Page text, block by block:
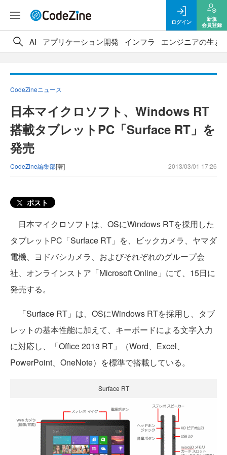
ログイン
新規
会員登録
AI アプリケーション開発 インフラ エンジニアの生き
CodeZineニュース
日本マイクロソフト、Windows RT
搭載タブレットPC「Surface RT」を
発売
CodeZine編集部[著] 2013/03/01 17:26
ポスト
日本マイクロソフトは、OSにWindows RTを採用した
タブレットPC「Surface RT」を、ビックカメラ、ヤマダ
電機、ヨドバシカメラ、およびそれぞれのグループ会
社、オンラインストア「Microsoft Online」にて、15日に
発売する。
「Surface RT」は、OSにWindows RTを採用し、タブ
レットの基本性能に加えて、キーボードによる文字入力
に対応し、「Office 2013 RT」（Word、Excel、
PowerPoint、OneNote）を標準で搭載している。
Surface RT